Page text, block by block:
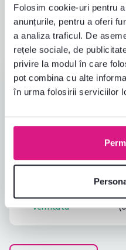
Folosim cookie-uri pentru
anunțurile, pentru a oferi
a analiza traficul. De
rețele sociale, de
privire la modul în care
pot combina cu alte
în urma folosirii serviciilor
6recenzii
Ambalarea
Raport
Andrea L.
24.7.2026, Šarišské
Livrat în 3 zile. Calitatea
Produsul a îndeplinit
Recenzie pentru același model,
versiune.
Achiziție
verificată